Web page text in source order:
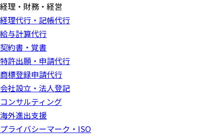
経理・財務・経営
経理代行・記帳代行
給与計算代行
契約書・覚書
特許出願・申請代行
商標登録申請代行
会社設立・法人登記
コンサルティング
海外進出支援
プライバシーマーク・ISO